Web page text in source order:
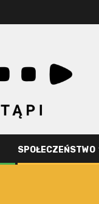
SPOŁECZEŃSTWO